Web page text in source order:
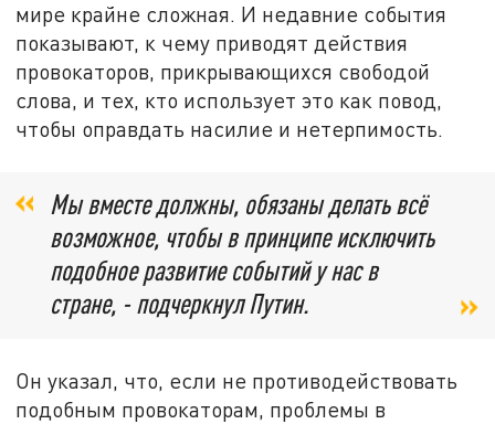
мире крайне сложная. И недавние события
показывают, к чему приводят действия
провокаторов, прикрывающихся свободой
слова, и тех, кто использует это как повод,
чтобы оправдать насилие и нетерпимость.
Мы вместе должны, обязаны делать всё
возможное, чтобы в принципе исключить
подобное развитие событий у нас в
стране, - подчеркнул Путин.
Он указал, что, если не противодействовать
подобным провокаторам, проблемы в